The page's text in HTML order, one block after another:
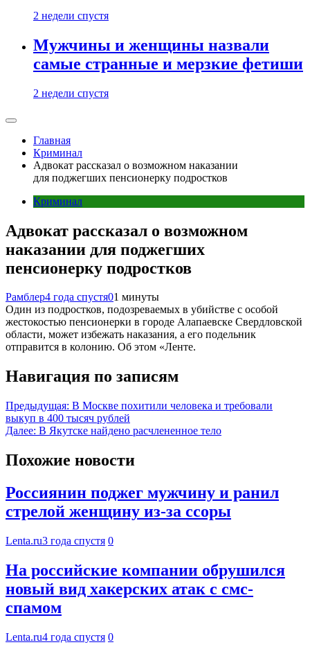
2 недели спустя
Мужчины и женщины назвали
самые странные и мерзкие фетиши
2 недели спустя
Главная
Криминал
Адвокат рассказал о возможном наказании
для поджегших пенсионерку подростков
Криминал
Адвокат рассказал о возможном
наказании для поджегших
пенсионерку подростков
Рамблер4 года спустя01 минуты
Один из подростков, подозреваемых в убийстве с особой
жестокостью пенсионерки в городе Алапаевске Свердловской
области, может избежать наказания, а его подельник
отправится в колонию. Об этом «Ленте.
Навигация по записям
Предыдущая: В Москве похитили человека и требовали
выкуп в 400 тысяч рублей
Далее: В Якутске найдено расчлененное тело
Похожие новости
Россиянин поджег мужчину и ранил
стрелой женщину из-за ссоры
Lenta.ru3 года спустя 0
На российские компании обрушился
новый вид хакерских атак с смс-
спамом
Lenta.ru4 года спустя 0